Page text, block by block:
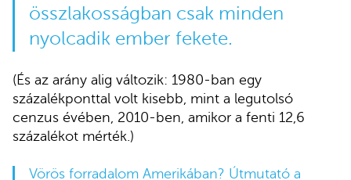
összlakosságban csak minden
nyolcadik ember fekete.
(És az arány alig változik: 1980-ban egy
százalékponttal volt kisebb, mint a legutolsó
cenzus évében, 2010-ben, amikor a fenti 12,6
százalékot mérték.)
Vörös forradalom Amerikában? Útmutató a